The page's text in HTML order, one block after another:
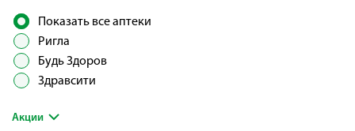
Показать все аптеки
Ригла
Будь Здоров
Здравсити
Акции